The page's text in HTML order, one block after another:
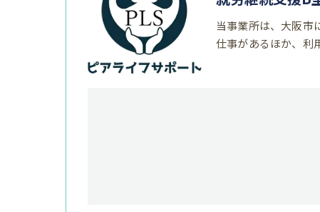
当事業所は、大阪市
仕事があるほか、利